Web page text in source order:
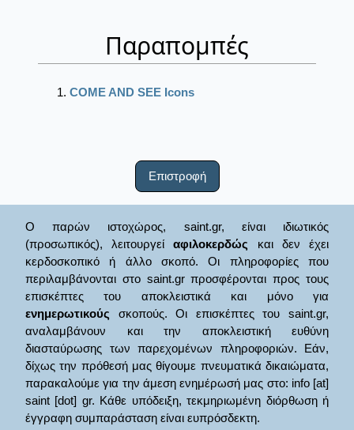
Παραπομπές
COME AND SEE Icons
Επιστροφή
Ο παρών ιστοχώρος, saint.gr, είναι ιδιωτικός
(προσωπικός), λειτουργείαφιλοκερδώς και δεν έχει
κερδοσκοπικό ή άλλο σκοπό. Οι πληροφορίες που
περιλαμβάνονται στο saint.gr προσφέρονται προς τους
επισκέπτες του αποκλειστικά και μόνο για
ενημερωτικούς σκοπούς. Οι επισκέπτες του saint.gr,
αναλαμβάνουν και την αποκλειστική ευθύνη
διασταύρωσης των παρεχομένων πληροφοριών. Εάν,
δίχως την πρόθεσή μας θίγουμε πνευματικά δικαιώματα,
παρακαλούμε για την άμεση ενημέρωσή μας στο: info [at]
saint [dot] gr. Κάθε υπόδειξη, τεκμηριωμένη διόρθωση ή
έγγραφη συμπαράσταση είναι ευπρόσδεκτη.